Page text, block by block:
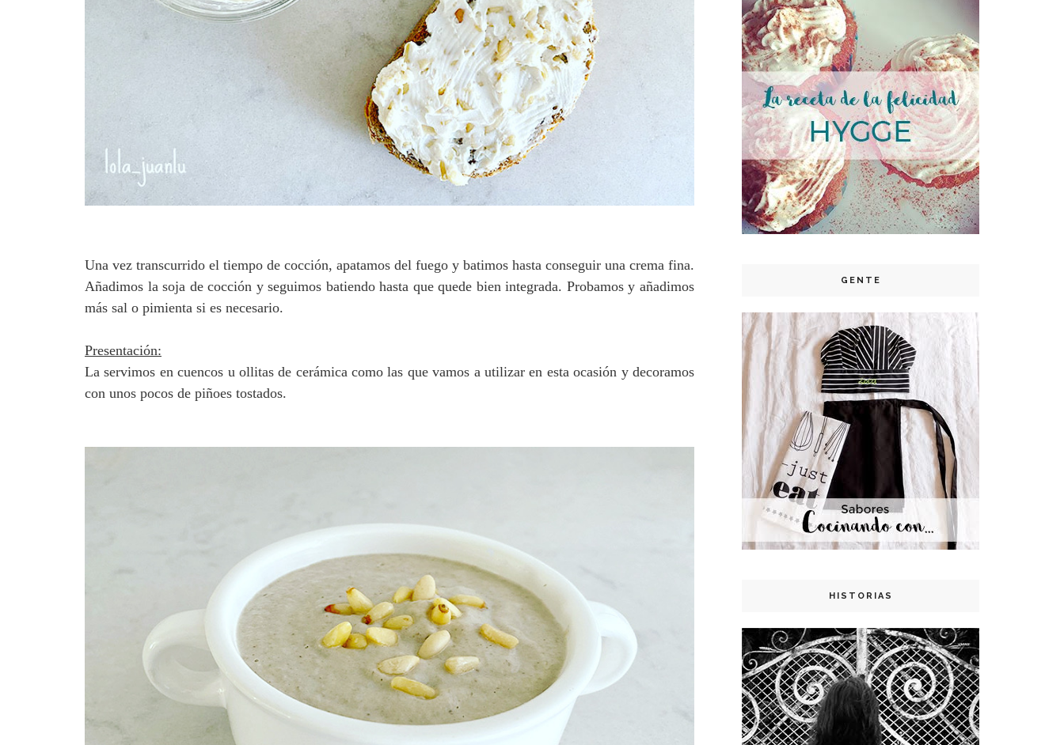
Una vez transcurrido el tiempo de cocción, apatamos del fuego y batimos hasta conseguir una crema fina.
Añadimos la soja de cocción y seguimos batiendo hasta que quede bien integrada. Probamos y añadimos
más sal o pimienta si es necesario.
Presentación:
La servimos en cuencos u ollitas de cerámica como las que vamos a utilizar en esta ocasión y decoramos
con unos pocos de piñoes tostados.
GENTE
HISTORIAS